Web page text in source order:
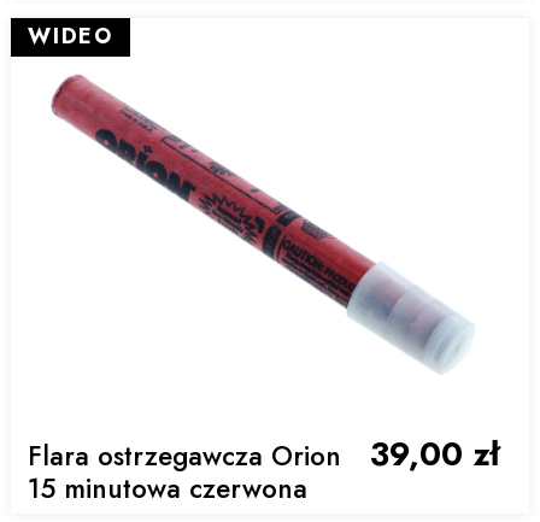
Flara ostrzegawcza Orion
15 minutowa czerwona
39,00 zł
WIDEO